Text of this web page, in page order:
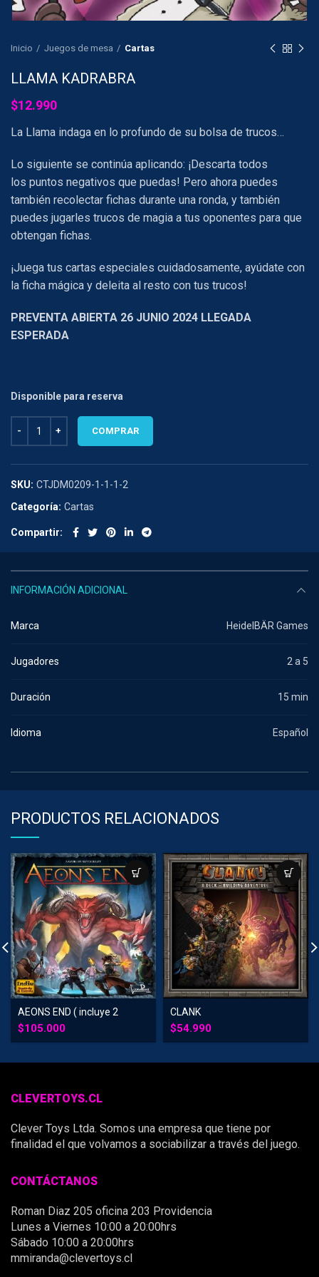
Inicio Juegos de mesa Cartas
LLAMA KADRABRA
$12.990
La Llama indaga en lo profundo de su bolsa de trucos…
Lo siguiente se continúa aplicando: ¡Descarta todos
los puntos negativos que puedas! Pero ahora puedes
también recolectar fichas durante una ronda, y también
puedes jugarles trucos de magia a tus oponentes para que
obtengan fichas.
¡Juega tus cartas especiales cuidadosamente, ayúdate con
la ficha mágica y deleita al resto con tus trucos!
PREVENTA ABIERTA 26 JUNIO 2024 LLEGADA
ESPERADA
Disponible para reserva
COMPRAR
SKU: CTJDM0209-1-1-1-2
Categoría: Cartas
Compartir
INFORMACIÓN ADICIONAL
Marca HeidelBÄR Games
Jugadores 2 a 5
Duración 15 min
Idioma Español
PRODUCTOS RELACIONADOS
AEONS END ( incluye 2
expansiones)
$105.000
CLANK
$54.990
CLEVERTOYS.CL
Clever Toys Ltda. Somos una empresa que tiene por
finalidad el que volvamos a sociabilizar a través del juego.
CONTÁCTANOS
Roman Diaz 205 oficina 203 Providencia
Lunes a Viernes 10:00 a 20:00hrs
Sábado 10:00 a 20:00hrs
mmiranda@clevertoys.cl